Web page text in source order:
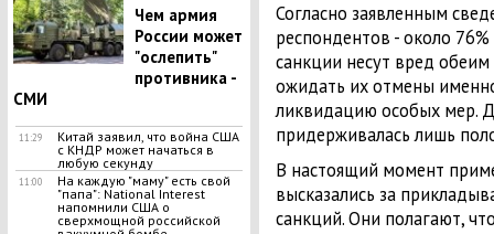
Чем армия
России может
"ослепить"
противника -
СМИ
11:29
Китай заявил, что война США
с КНДР может начаться в
любую секунду
11:00
На каждую "маму" есть свой
"папа": National Interest
напомнили США о
сверхмощной российской
Согласно заявленным
респондентов - около
санкции несут вред
ожидать их отмены
ликвидацию особых мер.
придерживалась лишь
В настоящий момент
высказались за
санкций. Они полагают,